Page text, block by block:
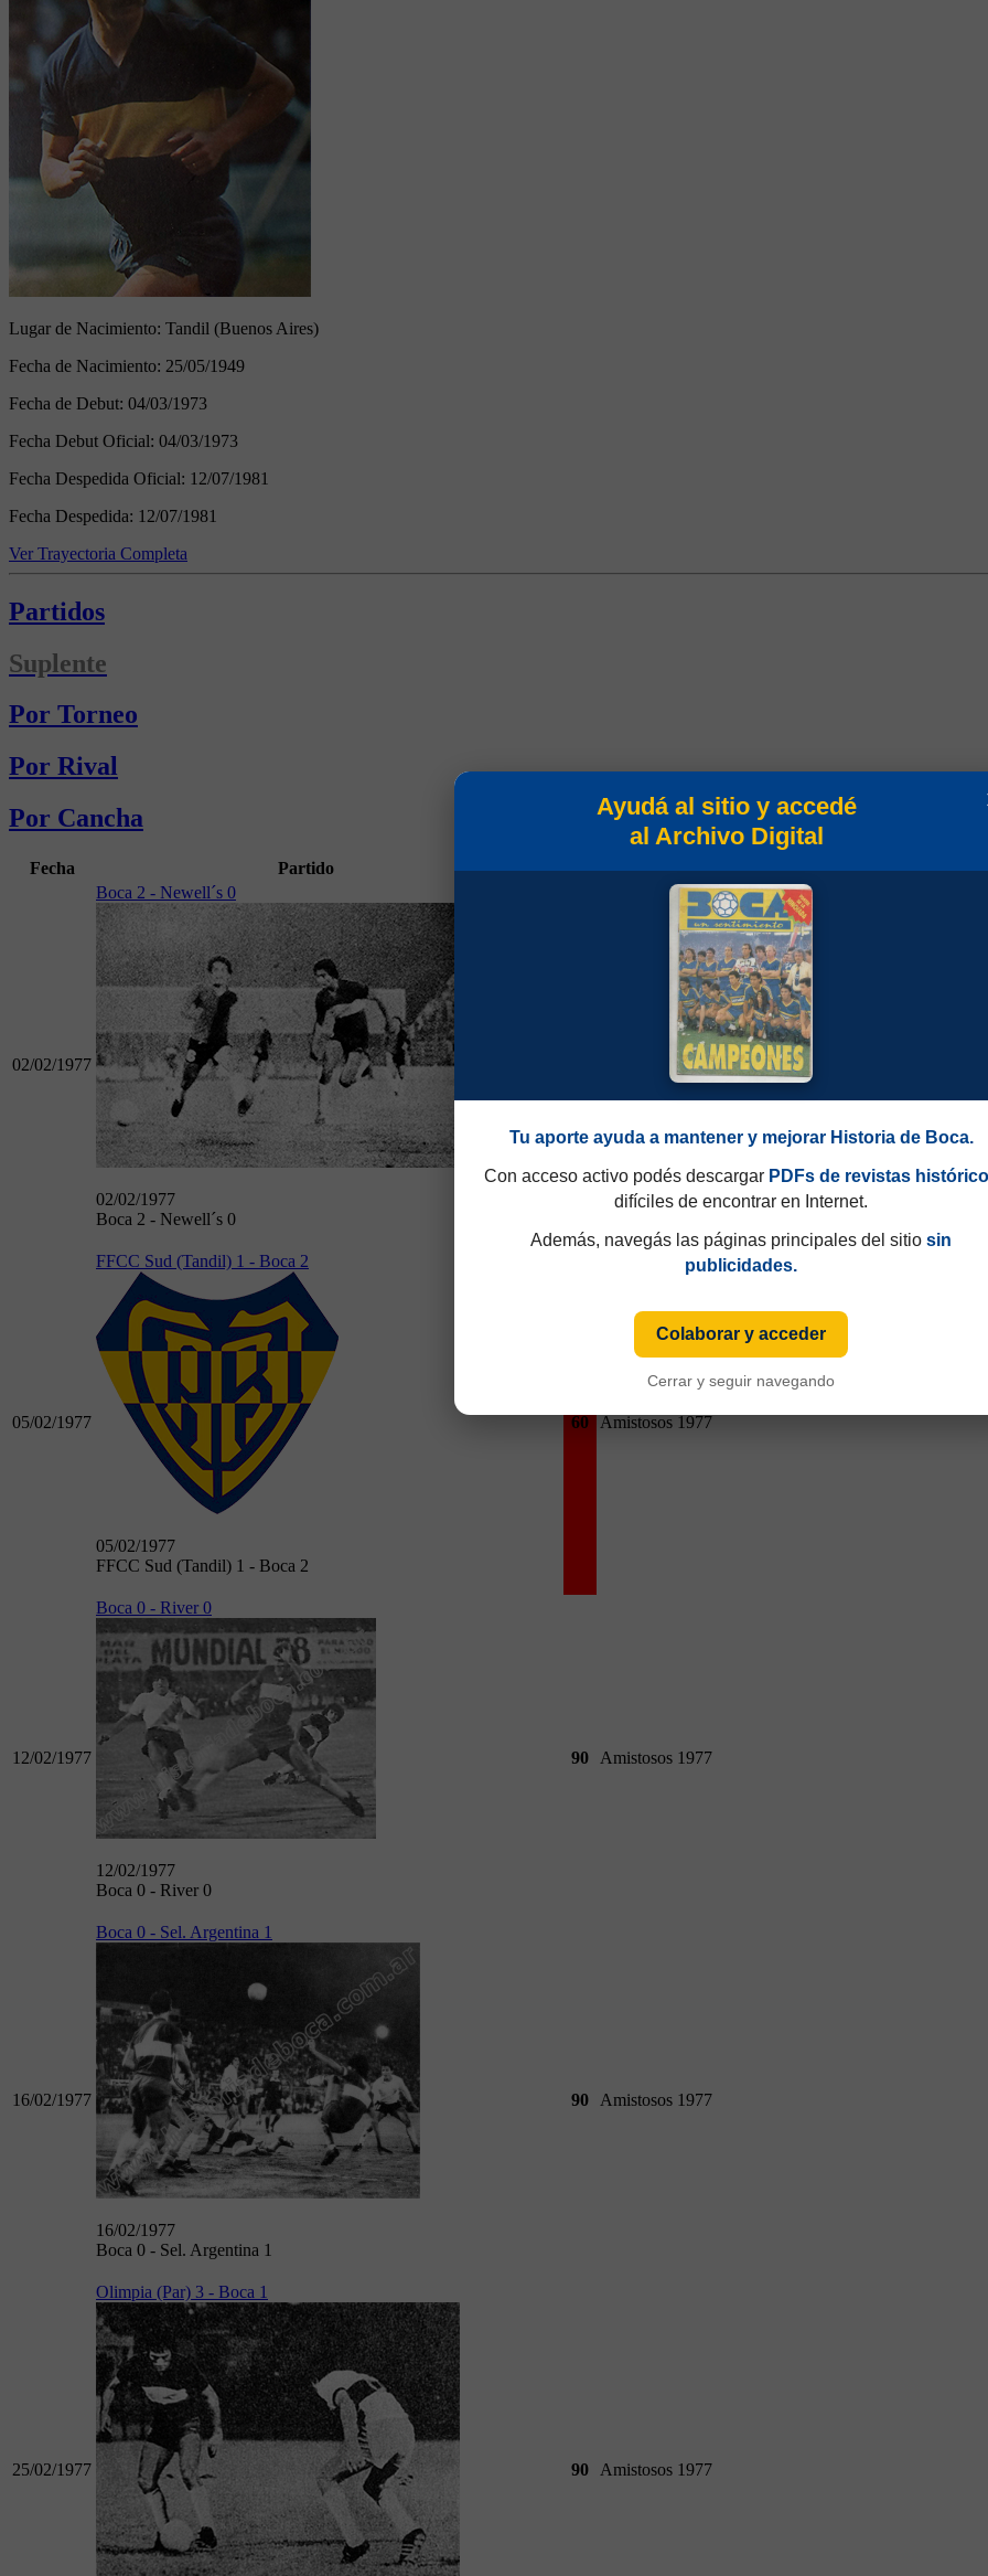
Lugar de Nacimiento: Tandil (Buenos Aires)
Fecha de Nacimiento: 25/05/1949
Fecha de Debut: 04/03/1973
Fecha Debut Oficial: 04/03/1973
Fecha Despedida Oficial: 12/07/1981
Fecha Despedida: 12/07/1981
Ver Trayectoria Completa
Partidos
Suplente
Por Torneo
Por Rival
Por Cancha
Fecha Partido Goles Min Campeonato
02/02/1977
Boca 2 - Newell´s 0
02/02/1977
Boca 2 - Newell´s 0
Amistosos 1977
05/02/1977
FFCC Sud (Tandil) 1 - Boca 2
05/02/1977
FFCC Sud (Tandil) 1 - Boca 2
60 Amistosos 1977
12/02/1977
Boca 0 - River 0
12/02/1977
Boca 0 - River 0
90 Amistosos 1977
16/02/1977
Boca 0 - Sel. Argentina 1
16/02/1977
Boca 0 - Sel. Argentina 1
90 Amistosos 1977
25/02/1977
Olimpia (Par) 3 - Boca 1
90 Amistosos 1977
Ayudá al sitio y accedé
al Archivo Digital
Tu aporte ayuda a mantener y mejorar Historia de Boca.
Con acceso activo podés descargar PDFs de revistas
difíciles de encontrar en Internet.
Además, navegás las páginas principales del sitio sin
publicidades.
Colaborar y acceder
Cerrar y seguir navegando